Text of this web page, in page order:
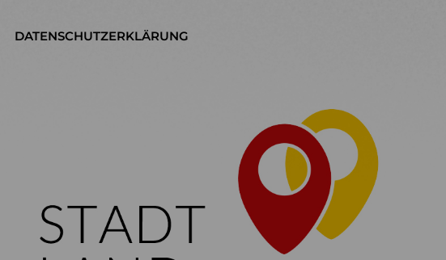
DATENSCHUTZERKLÄRUNG